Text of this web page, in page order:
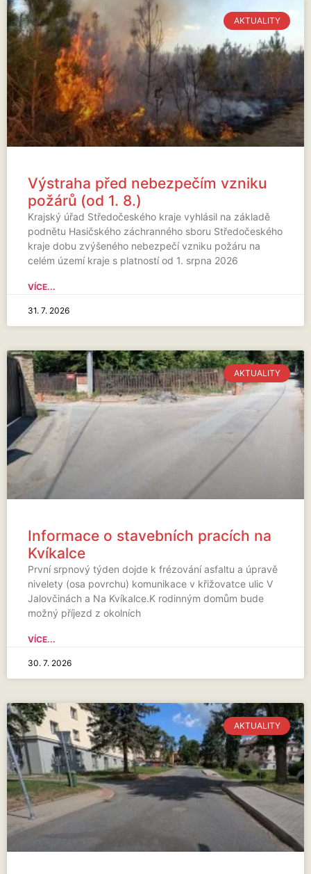
AKTUALITY
Výstraha před nebezpečím vzniku
požárů (od 1. 8.)
Krajský úřad Středočeského kraje vyhlásil na základě
podnětu Hasičského záchranného sboru Středočeského
kraje dobu zvýšeného nebezpečí vzniku požáru na
celém území kraje s platností od 1. srpna 2026
VÍCE...
31. 7. 2026
AKTUALITY
Informace o stavebních pracích na
Kvíkalce
První srpnový týden dojde k frézování asfaltu a úpravě
nivelety (osa povrchu) komunikace v křižovatce ulic V
Jalovčinách a Na Kvíkalce.K rodinným domům bude
možný příjezd z okolních
VÍCE...
30. 7. 2026
AKTUALITY